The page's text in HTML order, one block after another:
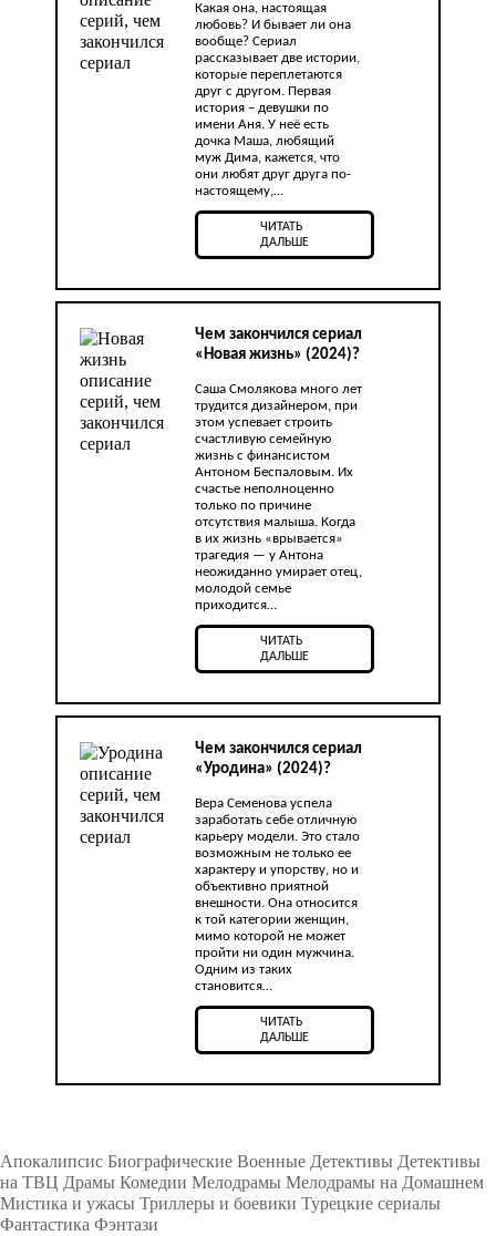
Какая она, настоящая
любовь? И бывает ли она
вообще? Сериал
рассказывает две истории,
которые переплетаются
друг с другом. Первая
история – девушки по
имени Аня. У неё есть
дочка Маша, любящий
муж Дима, кажется, что
они любят друг друга по-
настоящему,…
ЧИТАТЬ
ДАЛЬШЕ
Чем закончился сериал
«Новая жизнь» (2024)?
Саша Смолякова много лет
трудится дизайнером, при
этом успевает строить
счастливую семейную
жизнь с финансистом
Антоном Беспаловым. Их
счастье неполноценно
только по причине
отсутствия малыша. Когда
в их жизнь «врывается»
трагедия — у Антона
неожиданно умирает отец,
молодой семье
приходится…
ЧИТАТЬ
ДАЛЬШЕ
Чем закончился сериал
«Уродина» (2024)?
Вера Семенова успела
заработать себе отличную
карьеру модели. Это стало
возможным не только ее
характеру и упорству, но и
объективно приятной
внешности. Она относится
к той категории женщин,
мимо которой не может
пройти ни один мужчина.
Одним из таких
становится…
ЧИТАТЬ
ДАЛЬШЕ
Апокалипсис Биографические Военные Детективы Детективы
на ТВЦ Драмы Комедии Мелодрамы Мелодрамы на Домашнем
Мистика и ужасы Триллеры и боевики Турецкие сериалы
Фантастика Фэнтази